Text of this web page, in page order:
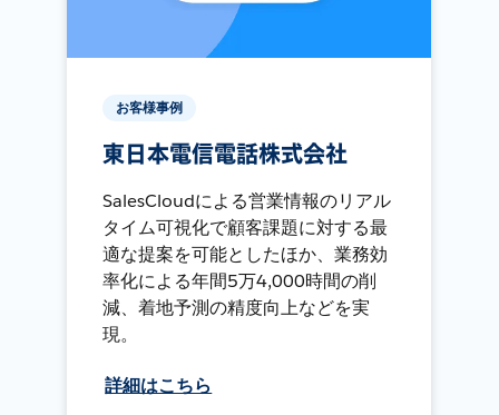
お客様事例
東日本電信電話株式会社
SalesCloudによる営業情報のリアル
タイム可視化で顧客課題に対する最
適な提案を可能としたほか、業務効
率化による年間5万4,000時間の削
減、着地予測の精度向上などを実
現。
詳細はこちら